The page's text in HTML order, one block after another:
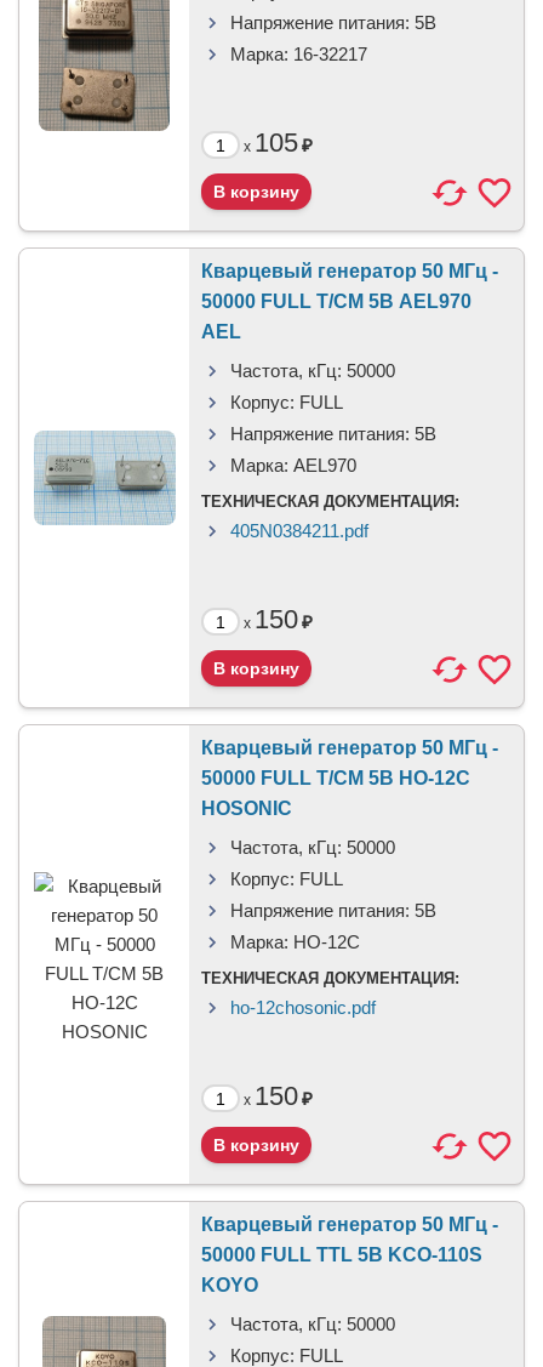
Напряжение питания: 5В
Марка: 16-32217
x 105₽
Кварцевый генератор 50 МГц -
50000 FULL T/CM 5В AEL970
AEL
Частота, кГц: 50000
Корпус: FULL
Напряжение питания: 5В
Марка: AEL970
ТЕХНИЧЕСКАЯ ДОКУМЕНТАЦИЯ:
405N0384211.pdf
x 150₽
Кварцевый генератор 50 МГц -
50000 FULL T/CM 5В HO-12C
HOSONIC
Частота, кГц: 50000
Корпус: FULL
Напряжение питания: 5В
Марка: HO-12C
ТЕХНИЧЕСКАЯ ДОКУМЕНТАЦИЯ:
ho-12chosonic.pdf
x 150₽
Кварцевый генератор 50 МГц -
50000 FULL TTL 5В KCO-110S
KOYO
Частота, кГц: 50000
Корпус: FULL